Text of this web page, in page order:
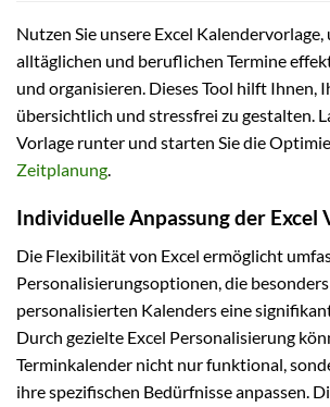
Nutzen Sie unsere Excel Kalendervorlage,
alltäglichen und beruflichen Termine
und organisieren. Dieses Tool hilft Ihnen,
übersichtlich und stressfrei zu gestalten.
Vorlage runter und starten Sie die
Zeitplanung
Individuelle Anpassung der Excel
Die Flexibilität von Excel ermöglicht
Personalisierungsoptionen, die
personalisierten Kalenders eine
Durch gezielte Excel Personalisierung
Terminkalender nicht nur funktional,
ihre spezifischen Bedürfnisse anpassen.